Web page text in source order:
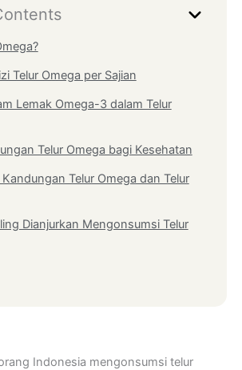
Telur Omega per Sajian
Lemak Omega-3 dalam Telur
Telur Omega bagi Kesehatan
Telur Omega dan Telur
Dianjurkan Mengonsumsi Telur
Indonesia mengonsumsi telur